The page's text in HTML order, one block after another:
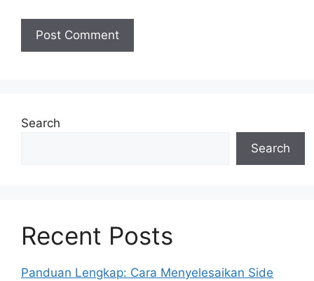
Search
Search
Recent Posts
Panduan Lengkap: Cara Menyelesaikan Side